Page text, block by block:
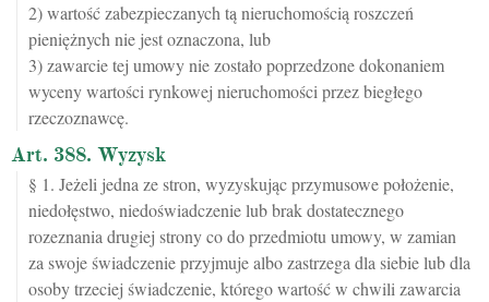
2) wartość zabezpieczanych tą nieruchomością roszczeń
pieniężnych nie jest oznaczona, lub
3) zawarcie tej umowy nie zostało poprzedzone dokonaniem
wyceny wartości rynkowej nieruchomości przez biegłego
rzeczoznawcę.
Art. 388. Wyzysk
§ 1. Jeżeli jedna ze stron, wyzyskując przymusowe położenie,
niedołęstwo, niedoświadczenie lub brak dostatecznego
rozeznania drugiej strony co do przedmiotu umowy, w zamian
za swoje świadczenie przyjmuje albo zastrzega dla siebie lub dla
osoby trzeciej świadczenie, którego wartość w chwili zawarcia